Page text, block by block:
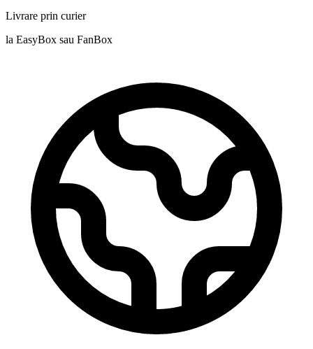
Livrare prin curier
la EasyBox sau FanBox